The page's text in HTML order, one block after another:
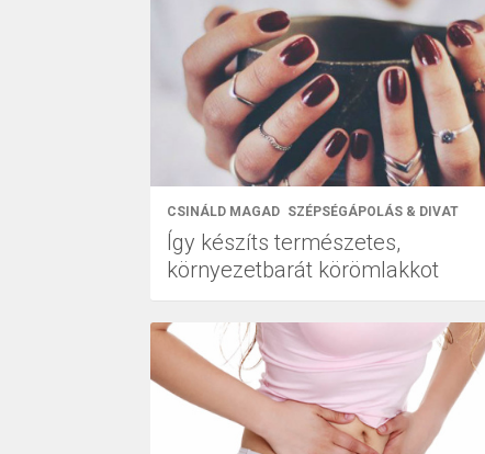
CSINÁLD MAGAD SZÉPSÉGÁPOLÁS & DIVAT
Így készíts természetes,
környezetbarát körömlakkot